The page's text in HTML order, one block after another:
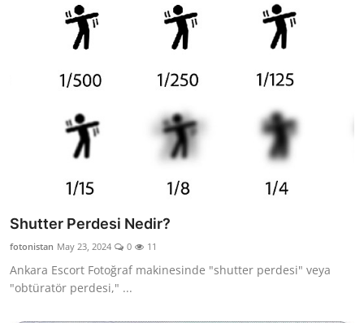
Shutter Perdesi Nedir?
fotonistan May 23, 2024 0 11
Ankara Escort Fotoğraf makinesinde "shutter perdesi" veya
"obtüratör perdesi," ...